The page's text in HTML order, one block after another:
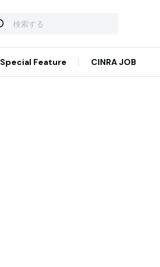
Special Feature CINRA JOB